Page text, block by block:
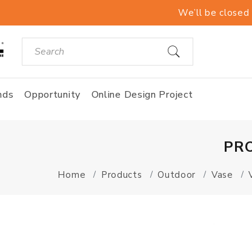
We’ll be
Opportunity Online Design Project
Home Products Outdoor Vase